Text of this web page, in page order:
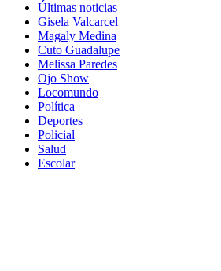
Últimas noticias
Gisela Valcarcel
Magaly Medina
Cuto Guadalupe
Melissa Paredes
Ojo Show
Locomundo
Política
Deportes
Policial
Salud
Escolar